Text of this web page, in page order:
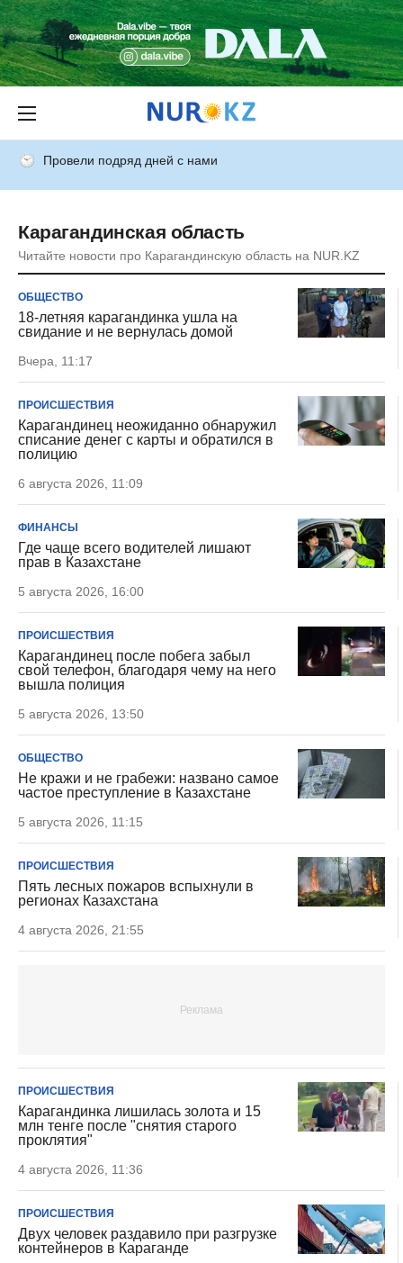
Провели подряд дней с нами
Карагандинская область
Читайте новости про Карагандинскую область на NUR.KZ
ОБЩЕСТВО
18-летняя карагандинка ушла на
свидание и не вернулась домой
Вчера, 11:17
ПРОИСШЕСТВИЯ
Карагандинец неожиданно обнаружил
списание денег с карты и обратился в
полицию
6 августа 2026, 11:09
ФИНАНСЫ
Где чаще всего водителей лишают
прав в Казахстане
5 августа 2026, 16:00
ПРОИСШЕСТВИЯ
Карагандинец после побега забыл
свой телефон, благодаря чему на него
вышла полиция
5 августа 2026, 13:50
ОБЩЕСТВО
Не кражи и не грабежи: названо самое
частое преступление в Казахстане
5 августа 2026, 11:15
ПРОИСШЕСТВИЯ
Пять лесных пожаров вспыхнули в
регионах Казахстана
4 августа 2026, 21:55
ПРОИСШЕСТВИЯ
Карагандинка лишилась золота и 15
млн тенге после "снятия старого
проклятия"
4 августа 2026, 11:36
ПРОИСШЕСТВИЯ
Двух человек раздавило при разгрузке
контейнеров в Караганде